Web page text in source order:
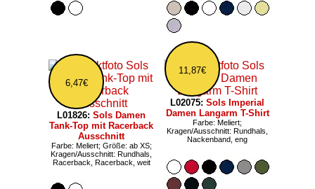
6,47€
L01826: Sols Damen
Tank-Top mit Racerback
Ausschnitt
Farbe: Meliert; Größe: ab XS;
Kragen/Ausschnitt: Rundhals,
Racerback, Racerback, weit
11,87€
L02075: Sols Imperial
Damen Langarm T-Shirt
Farbe: Meliert;
Kragen/Ausschnitt: Rundhals,
Nackenband, eng